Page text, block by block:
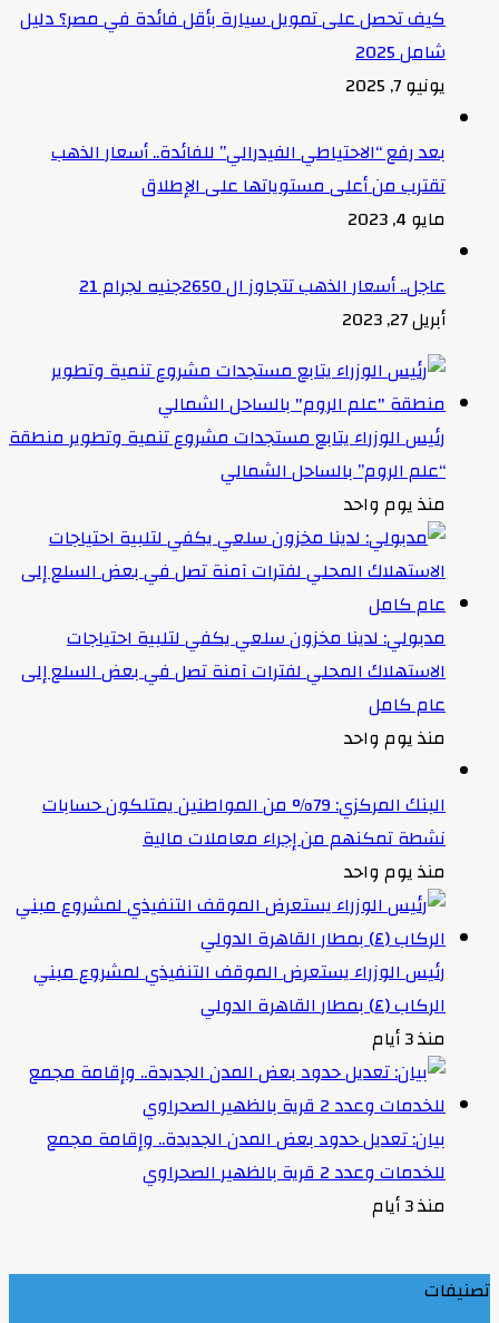
كيف تحصل على تمويل سيارة بأقل فائدة في مصر؟ دليل
شامل 2025
يونيو 7, 2025
بعد رفع “الاحتياطي الفيدرالي” للفائدة.. أسعار الذهب
تقترب من أعلى مستوياتها على الإطلاق
مايو 4, 2023
عاجل.. أسعار الذهب تتجاوز ال 2650جنيه لجرام 21
أبريل 27, 2023
رئيس الوزراء يتابع مستجدات مشروع تنمية وتطوير منطقة
“علم الروم” بالساحل الشمالي
منذ يوم واحد
مدبولي: لدينا مخزون سلعي يكفي لتلبية احتياجات
الاستهلاك المحلي لفترات آمنة تصل في بعض السلع إلى
عام كامل
منذ يوم واحد
البنك المركزي: 79% من المواطنين يمتلكون حسابات
نشطة تمكنهم من إجراء معاملات مالية
منذ يوم واحد
رئيس الوزراء يستعرض الموقف التنفيذي لمشروع مبني
الركاب (٤) بمطار القاهرة الدولي
منذ 3 أيام
بيان: تعديل حدود بعض المدن الجديدة.. وإقامة مجمع
للخدمات وعدد 2 قرية بالظهير الصحراوي
منذ 3 أيام
تصنيفات